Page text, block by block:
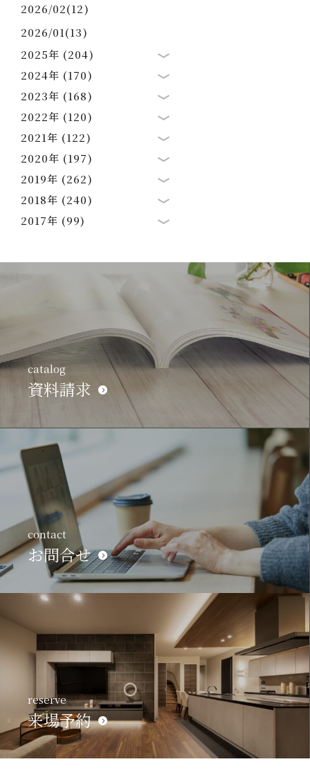
2026/02(12)
2026/01(13)
2025年 (204)
2024年 (170)
2023年 (168)
2022年 (120)
2021年 (122)
2020年 (197)
2019年 (262)
2018年 (240)
2017年 (99)
catalog
資料請求
contact
お問合せ
reserve
来場予約